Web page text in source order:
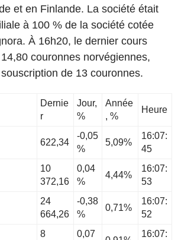
et en Finlande. La société était
à 100 % de la société cotée
À 16h20, le dernier cours
couronnes norvégiennes,
de 13 couronnes.
Dernie
r
Jour,
%
Année
, %
Heure
622,34
-0,05
%
5,09%
16:07:
45
10
372,16
0,04
%
4,44%
16:07:
53
24
664,26
-0,38
%
0,71%
16:07:
52
8
0,07
16:07: